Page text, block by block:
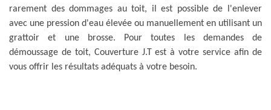
rarement des dommages au toit, il est possible de l'enlever
avec une pression d'eau élevée ou manuellement en utilisant un
grattoir et une brosse. Pour toutes les demandes de
démoussage de toit, Couverture J.T est à votre service afin de
vous offrir les résultats adéquats à votre besoin.